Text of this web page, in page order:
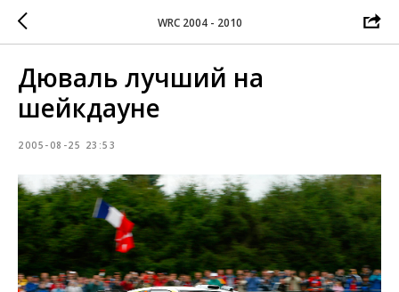
WRC 2004 - 2010
Дюваль лучший на
шейкдауне
2005-08-25 23:53